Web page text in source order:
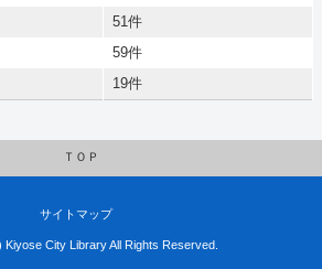
51件
59件
19件
ＴＯＰ
サイトマップ
Kiyose City Library All Rights Reserved.